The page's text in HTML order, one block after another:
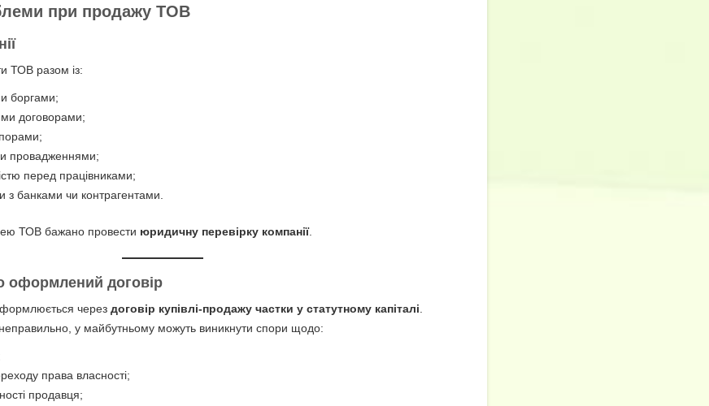
при продажу ТОВ
ТОВ разом із:
боргами;
договорами;
провадженнями;
перед працівниками;
з банками чи контрагентами.
ТОВ бажано провести юридичну перевірку компанії.
оформлений договір
через договір купівлі-продажу частки у статутному капіталі
у майбутньому можуть виникнути спори щодо:
права власності;
продавця;